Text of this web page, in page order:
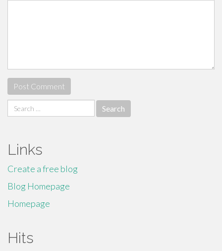
Search
for:
Links
Create a free blog
Blog Homepage
Homepage
Hits